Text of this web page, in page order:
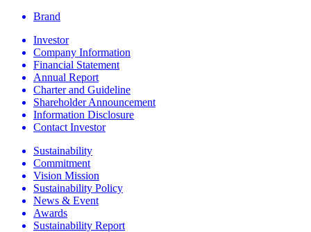
Brand
Investor
Company Information
Financial Statement
Annual Report
Charter and Guideline
Shareholder Announcement
Information Disclosure
Contact Investor
Sustainability
Commitment
Vision Mission
Sustainability Policy
News & Event
Awards
Sustainability Report